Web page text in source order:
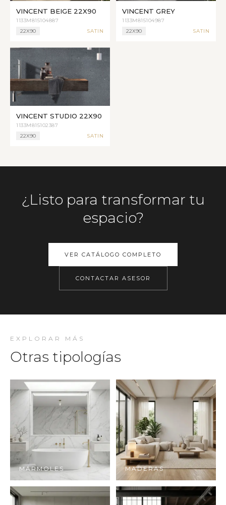
VINCENT BEIGE 22X90
1133M815104887
22X90
SATIN
VINCENT GREY
1133M815104987
22X90
SATIN
VINCENT STUDIO 22X90
1133M815102387
22X90
SATIN
¿Listo para transformar tu
espacio?
VER CATÁLOGO COMPLETO
CONTACTAR ASESOR
EXPLORAR MÁS
Otras tipologías
MÁRMOLES MADERAS